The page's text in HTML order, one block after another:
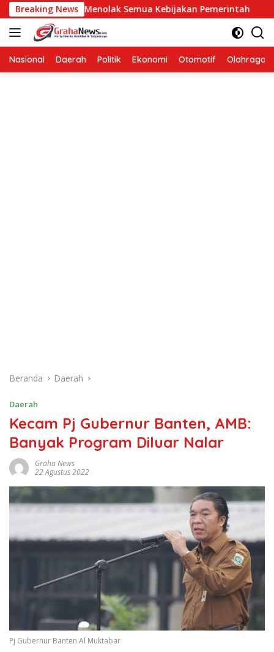
Langsung
ke
konten
Breaking News
Berarti Menolak Semua Kebijakan Pemerintah
Nasional Daerah Politik Ekonomi Otomotif Olahraga
Beranda Daerah
Daerah
Kecam Pj Gubernur Banten, AMB:
Banyak Program Diluar Nalar
Graha News
22 Agustus 2022
Pj Gubernur Banten Al Muktabar